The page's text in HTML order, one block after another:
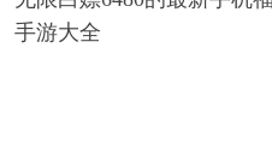
手游大全